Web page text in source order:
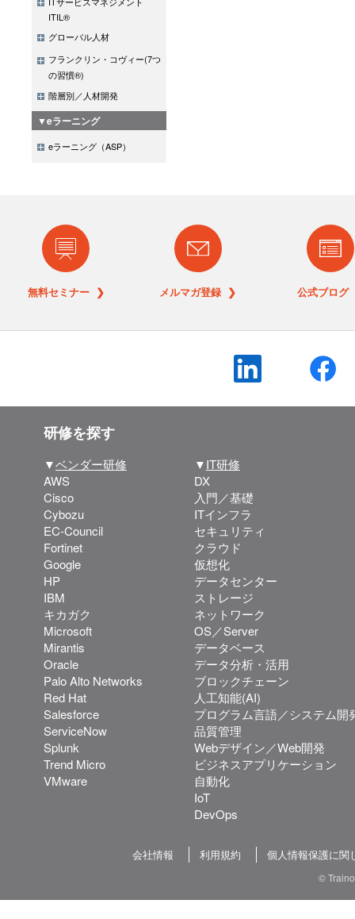
ITIL®
グローバル人材
フランクリン・コヴィー(7つ
の習慣®)
階層別／人材開発
▼eラーニング
eラーニング（ASP）
無料セミナー ❯ メルマガ登録 ❯ 公式ブロ
研修を探す
▼ベンダー研修
AWS
Cisco
Cybozu
EC-Council
Fortinet
Google
HP
IBM
キカガク
Microsoft
Mirantis
Oracle
Palo Alto Networks
Red Hat
Salesforce
ServiceNow
Splunk
Trend Micro
VMware
▼IT研修
DX
入門／基礎
ITインフラ
セキュリティ
クラウド
仮想化
データセンター
ストレージ
ネットワーク
OS／Server
データベース
データ分析・活用
ブロックチェーン
人工知能(AI)
プログラム言語／システム開
品質管理
Webデザイン／Web開発
ビジネスアプリケーション
自動化
IoT
DevOps
会社情報 利用規約 個人情報保護に関
©